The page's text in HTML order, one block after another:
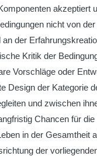
akzeptiert
nicht von
der
Kritik der
Vorschläge oder
Design der Kategorie
und zwischen
Chancen für
in der Gesamtheit
der